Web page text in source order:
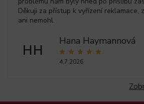
Děkuji za přístup k vyřízení reklamace,
ani nemohl.
HH
Hana Haymannová
4.7.2026